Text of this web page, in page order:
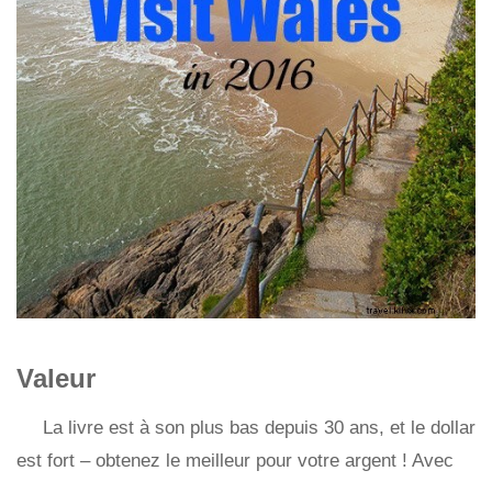
Valeur
La livre est à son plus bas depuis 30 ans, et le dollar
est fort – obtenez le meilleur pour votre argent ! Avec